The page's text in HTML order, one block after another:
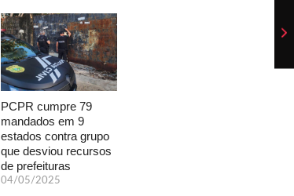
PCPR cumpre 79
mandados em 9
estados contra grupo
que desviou recursos
de prefeituras
04/05/2025